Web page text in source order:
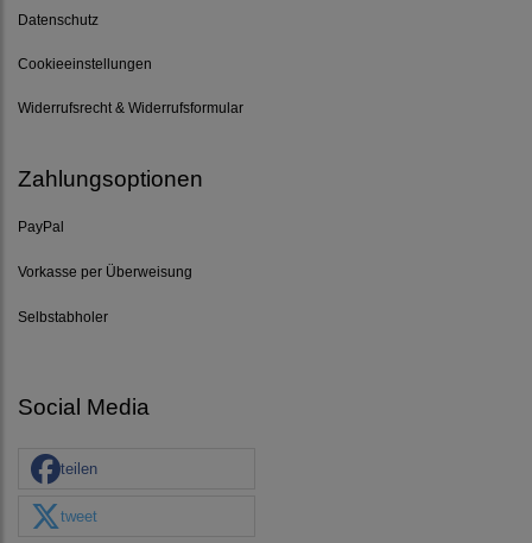
Datenschutz
Cookieeinstellungen
Widerrufsrecht & Widerrufsformular
Zahlungsoptionen
PayPal
Vorkasse per Überweisung
Selbstabholer
Social Media
teilen
tweet